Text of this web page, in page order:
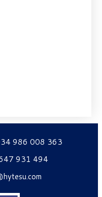
986 008 363
931 494